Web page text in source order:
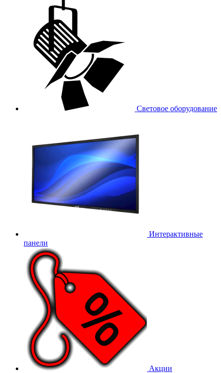
Световое оборудование
Интерактивные
панели
Акции